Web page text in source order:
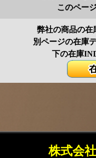
このペー
弊社の商品の在
別ページの在庫
下の在庫
株式会